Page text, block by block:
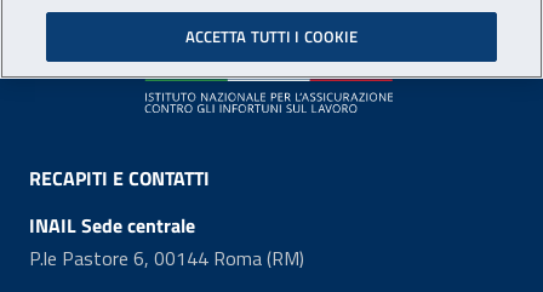
Footer
RECAPITI E CONTATTI
INAIL Sede centrale
P.le Pastore 6, 00144 Roma (RM)
ACCETTA TUTTI I COOKIE